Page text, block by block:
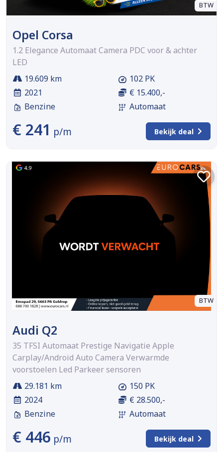
BTW
Opel Corsa
1.2 Elegance Automaat Camera PDC voor & achter
LED
19.609 km
2021
Benzine
102 PK
€ 15.400,-
Automaat
€ 241 p/m Bekijk deal
BTW
Audi Q2
35 TFSI Automaat Prestige Navigatie Apple
Carplay/Android Auto Camera Verwarmde
voorstoelen Led Parkeer sensoren
29.181 km
2024
Benzine
150 PK
€ 28.500,-
Automaat
€ 446 p/m Bekijk deal